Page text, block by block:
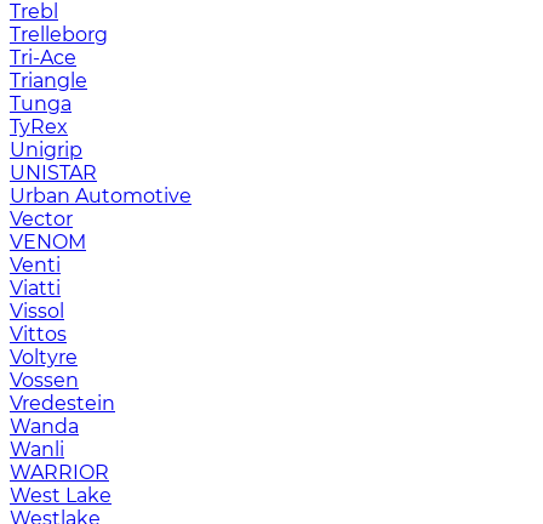
Trebl
Trelleborg
Tri-Ace
Triangle
Tunga
TyRex
Unigrip
UNISTAR
Urban Automotive
Vector
VENOM
Venti
Viatti
Vissol
Vittos
Voltyre
Vossen
Vredestein
Wanda
Wanli
WARRIOR
West Lake
Westlake